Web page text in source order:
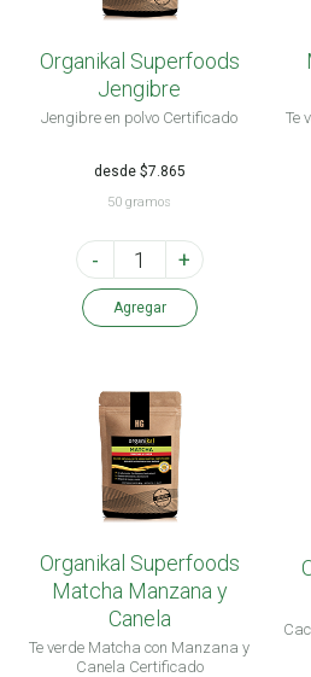
Organikal Superfoods
Jengibre
Jengibre en polvo Certificado
desde $7.865
50 gramos
- +
Agregar
Te
Organikal Superfoods
Matcha Manzana y
Canela
Te verde Matcha con Manzana y
Canela Certificado